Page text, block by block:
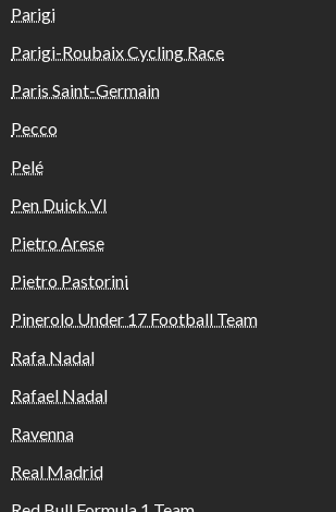
Parigi
Parigi-Roubaix Cycling Race
Paris Saint-Germain
Pecco
Pelé
Pen Duick VI
Pietro Arese
Pietro Pastorini
Pinerolo Under 17 Football Team
Rafa Nadal
Rafael Nadal
Ravenna
Real Madrid